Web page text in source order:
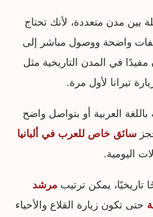
بين مدن متعددة، لأنك تحتاج
واضحة ووصول مباشر إلى
مفيدًا في المدن التاريخية مثل
تيرانا لأول مرة.
العربية أو بتواصل واضح
سائق خاص للعرب في ألبانيا
اليومية.
تاريخيًا، يمكن ترتيب مرشد
حتى تكون زيارة القلاع والأحياء